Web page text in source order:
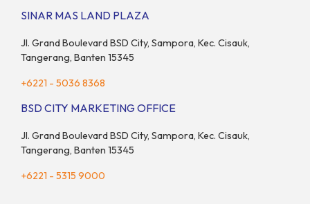
SINAR MAS LAND PLAZA
Jl. Grand Boulevard BSD City, Sampora, Kec. Cisauk,
Tangerang, Banten 15345
+6221 - 5036 8368
BSD CITY MARKETING OFFICE
Jl. Grand Boulevard BSD City, Sampora, Kec. Cisauk,
Tangerang, Banten 15345
+6221 - 5315 9000